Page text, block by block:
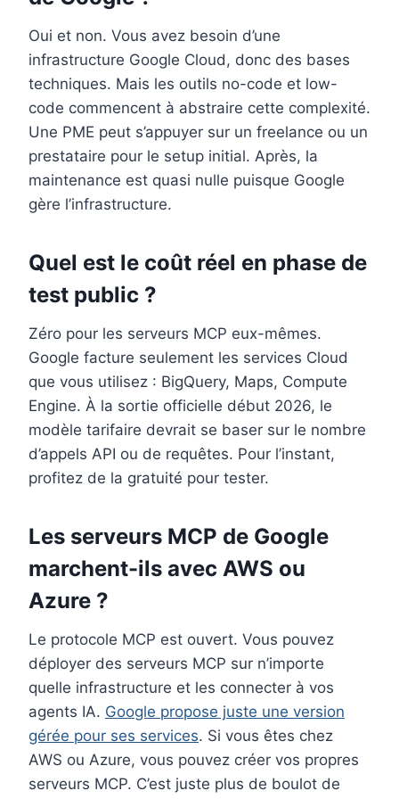
Oui et non. Vous avez besoin d’une
infrastructure Google Cloud, donc des bases
techniques. Mais les outils no-code et low-
code commencent à abstraire cette complexité.
Une PME peut s’appuyer sur un freelance ou un
prestataire pour le setup initial. Après, la
maintenance est quasi nulle puisque Google
gère l’infrastructure.
Quel est le coût réel en phase de
test public ?
Zéro pour les serveurs MCP eux-mêmes.
Google facture seulement les services Cloud
que vous utilisez : BigQuery, Maps, Compute
Engine. À la sortie officielle début 2026, le
modèle tarifaire devrait se baser sur le nombre
d’appels API ou de requêtes. Pour l’instant,
profitez de la gratuité pour tester.
Les serveurs MCP de Google
marchent-ils avec AWS ou
Azure ?
Le protocole MCP est ouvert. Vous pouvez
déployer des serveurs MCP sur n’importe
quelle infrastructure et les connecter à vos
agents IA. Google propose juste une version
gérée pour ses services. Si vous êtes chez
AWS ou Azure, vous pouvez créer vos propres
serveurs MCP. C’est juste plus de boulot de